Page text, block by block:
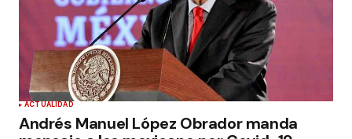
ACTUALIDAD
Andrés Manuel López Obrador manda